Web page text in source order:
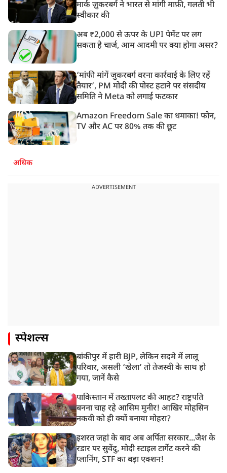
मार्क ज़ुकरबर्ग ने भारत से मांगी माफ़ी, गलती भी
स्वीकार की
अब ₹2,000 से ऊपर के UPI पेमेंट पर लग
सकता है चार्ज, आम आदमी पर क्या होगा असर?
‘मांफी मांगें जुकरबर्ग वरना कार्रवाई के लिए रहें
तैयार’, PM मोदी की पोस्ट हटाने पर संसदीय
समिति ने Meta को लगाई फटकार
Amazon Freedom Sale का धमाका! फोन,
TV और AC पर 80% तक की छूट
अधिक
ADVERTISEMENT
स्पेशल्स
बांकीपुर में हारी BJP, लेकिन सदमे में लालू
परिवार, असली ‘खेला’ तो तेजस्वी के साथ हो
गया, जानें कैसे
पाकिस्तान में तख्तापलट की आहट? राष्ट्रपति
बनना चाह रहे आसिम मुनीर! आखिर मोहसिन
नकवी को ही क्यों बनाया मोहरा?
इशरत जहां के बाद अब अर्पिता सरकार...जैश के
रडार पर सुवेंदु, मोदी स्टाइल टार्गेट करने की
प्लानिंग, STF का बड़ा एक्शन!